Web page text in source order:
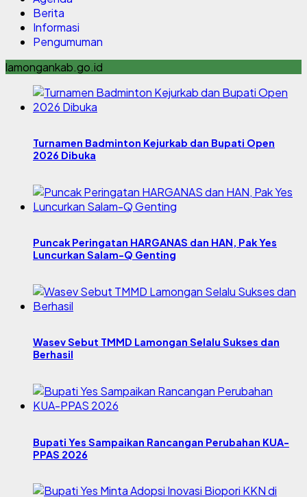
Berita
Informasi
Pengumuman
lamongankab.go.id
Turnamen Badminton Kejurkab dan Bupati Open
2026 Dibuka
Puncak Peringatan HARGANAS dan HAN, Pak Yes
Luncurkan Salam-Q Genting
Wasev Sebut TMMD Lamongan Selalu Sukses dan
Berhasil
Bupati Yes Sampaikan Rancangan Perubahan KUA-
PPAS 2026